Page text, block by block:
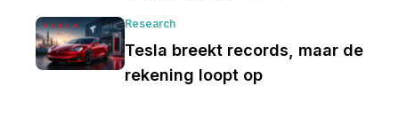
Research
Tesla breekt records, maar de
rekening loopt op